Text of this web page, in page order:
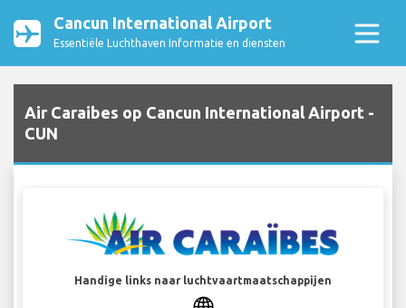
Cancun International Airport
Essentiële Luchthaven Informatie en diensten
Air Caraibes op Cancun International Airport -
CUN
Handige links naar luchtvaartmaatschappijen